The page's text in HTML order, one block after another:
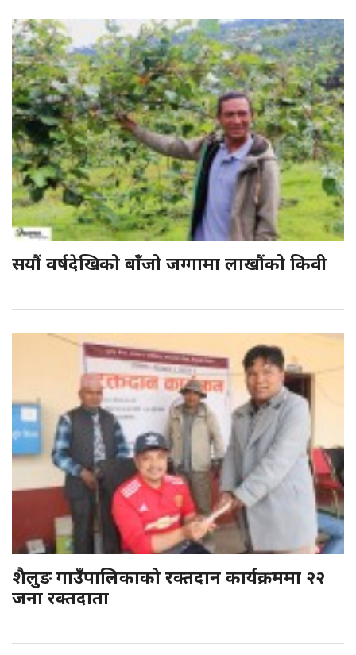
सयौं वर्षदेखिको बाँजो जग्गामा लाखौंको किवी
शैलुङ गाउँपालिकाको रक्तदान कार्यक्रममा २२
जना रक्तदाता